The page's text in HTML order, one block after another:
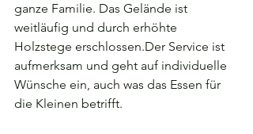
ganze Familie. Das Gelände ist
weitläufig und durch erhöhte
Holzstege erschlossen.Der Service ist
aufmerksam und geht auf individuelle
Wünsche ein, auch was das Essen für
die Kleinen betrifft.